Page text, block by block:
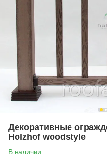
Декоративные
Holzhof woodstyle
В наличии